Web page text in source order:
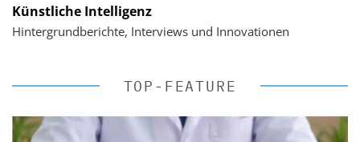
Künstliche Intelligenz
Hintergrundberichte, Interviews und Innovationen
TOP-FEATURE